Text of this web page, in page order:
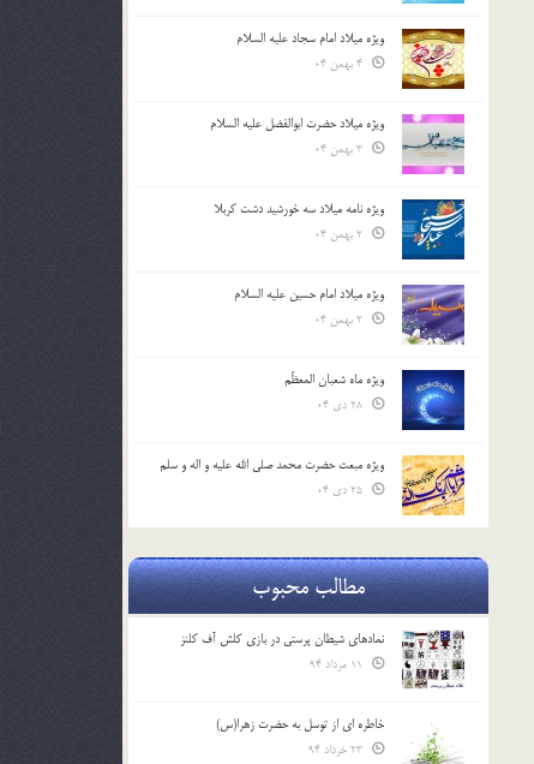
ویژه میلاد امام سجاد علیه السلام
ویژه میلاد حضرت ابوالفضل علیه السلام
ویژه نامه میلاد سه خورشید دشت کربلا
ویژه میلاد امام حسین علیه السلام
ویژه ماه شعبان المعظّم
ویژه مبعث حضرت محمد صلی الله علیه و اله و سلم
مطالب محبوب
نمادهای شیطان پرستی در بازی کلش آف کلنز
خاطره ای از توسل به حضرت زهرا(س)